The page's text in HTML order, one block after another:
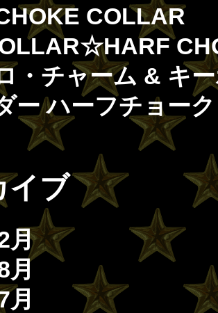
COLLAR
・チャーム & キ
ー ハーフチョー
イブ
月
月